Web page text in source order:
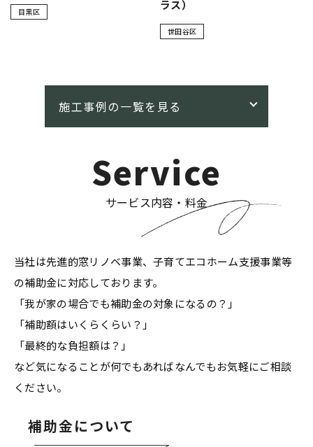
目黒区 ラス）
世田谷区
Service
サービス内容・料金
当社は先進的窓リノベ事業、子育てエコホーム支援事業等
の補助金に対応しております。
「我が家の場合でも補助金の対象になるの？」
「補助額はいくらくらい？」
「最終的な負担額は？」
など気になることが何でもあればなんでもお気軽にご相談
ください。
補助金について